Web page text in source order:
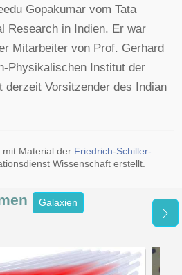
Gopakumar vom Tata
Research in Indien. Er war
Mitarbeiter von Prof. Gerhard
Physikalischen Institut der
derzeit Vorsitzender des Indian
mit Material der Friedrich-Schiller-
Wissenschaft erstellt.
Galaxien